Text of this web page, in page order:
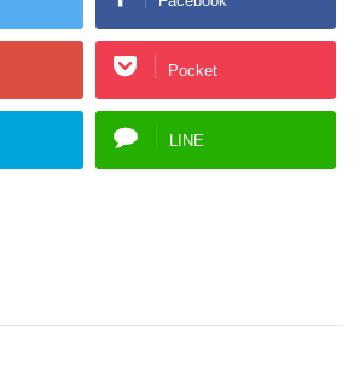
Pocket
LINE